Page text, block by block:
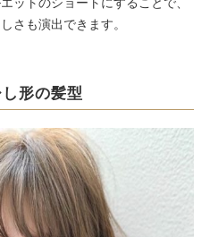
さも演出できます。
形の髪型